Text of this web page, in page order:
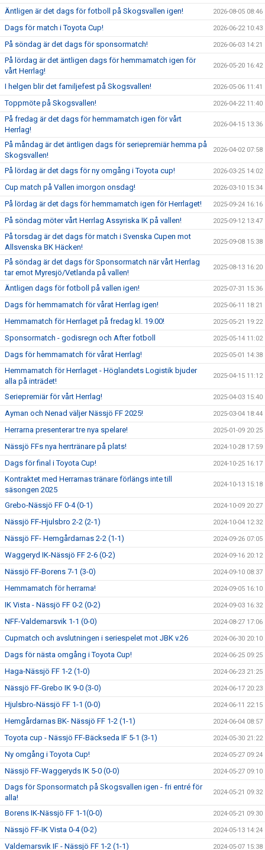
Äntligen är det dags för fotboll på Skogsvallen igen! 2026-08-05 08:46
Dags för match i Toyota Cup! 2026-06-22 10:43
På söndag är det dags för sponsormatch! 2026-06-03 14:21
På lördag är det äntligen dags för hemmamatch igen för
vårt Herrlag!
2026-05-20 16:42
I helgen blir det familjefest på Skogsvallen! 2026-05-06 11:41
Toppmöte på Skogsvallen! 2026-04-22 11:40
På fredag är det dags för hemmamatch igen för vårt
Herrlag!
2026-04-15 13:36
På måndag är det äntligen dags för seriepremiär hemma på
Skogsvallen!
2026-04-02 07:58
På lördag är det dags för ny omgång i Toyota cup! 2026-03-25 14:02
Cup match på Vallen imorgon onsdag! 2026-03-10 15:34
På lördag är det dags för hemmamatch igen för Herrlaget! 2025-09-24 16:16
På söndag möter vårt Herrlag Assyriska IK på vallen! 2025-09-12 13:47
På torsdag är det dags för match i Svenska Cupen mot
Allsvenska BK Häcken!
2025-09-08 15:38
På söndag är det dags för Sponsormatch när vårt Herrlag
tar emot Myresjö/Vetlanda på vallen!
2025-08-13 16:20
Äntligen dags för fotboll på vallen igen! 2025-07-31 15:36
Dags för hemmamatch för vårat Herrlag igen! 2025-06-11 18:21
Hemmamatch för Herrlaget på fredag kl. 19.00! 2025-05-21 19:22
Sponsormatch - godisregn och After fotboll 2025-05-14 11:02
Dags för hemmamatch för vårat Herrlag! 2025-05-01 14:38
Hemmamatch för Herrlaget - Höglandets Logistik bjuder
alla på inträdet!
2025-04-15 11:12
Seriepremiär för vårt Herrlag! 2025-04-03 15:40
Ayman och Nenad väljer Nässjö FF 2025! 2025-03-04 18:44
Herrarna presenterar tre nya spelare! 2025-01-09 20:25
Nässjö FFs nya herrtränare på plats! 2024-10-28 17:59
Dags för final i Toyota Cup! 2024-10-25 16:17
Kontraktet med Herrarnas tränare förlängs inte till
säsongen 2025
2024-10-13 15:18
Grebo-Nässjö FF 0-4 (0-1) 2024-10-09 20:27
Nässjö FF-Hjulsbro 2-2 (2-1) 2024-10-04 12:32
Nässjö FF- Hemgårdarnas 2-2 (1-1) 2024-09-26 07:05
Waggeryd IK-Nässjö FF 2-6 (0-2) 2024-09-16 20:12
Nässjö FF-Borens 7-1 (3-0) 2024-09-10 08:37
Hemmamatch för herrarna! 2024-09-05 16:10
IK Vista - Nässjö FF 0-2 (0-2) 2024-09-03 16:32
NFF-Valdemarsvik 1-1 (0-0) 2024-08-27 17:06
Cupmatch och avslutningen i seriespelet mot JBK v.26 2024-06-30 20:10
Dags för nästa omgång i Toyota Cup! 2024-06-25 09:25
Haga-Nässjö FF 1-2 (1-0) 2024-06-23 21:25
Nässjö FF-Grebo IK 9-0 (3-0) 2024-06-17 20:23
Hjulsbro-Nässjö FF 1-1 (0-0) 2024-06-11 22:15
Hemgårdarnas BK- Nässjö FF 1-2 (1-1) 2024-06-04 08:57
Toyota cup - Nässjö FF-Bäckseda IF 5-1 (3-1) 2024-05-30 21:22
Ny omgång i Toyota Cup! 2024-05-27 09:24
Nässjö FF-Waggeryds IK 5-0 (0-0) 2024-05-27 09:10
Dags för Sponsormatch på Skogsvallen igen - fri entré för
alla!
2024-05-21 09:32
Borens IK-Nässjö FF 1-1(0-0) 2024-05-21 09:30
Nässjö FF-IK Vista 0-4 (0-2) 2024-05-13 14:24
Valdemarsvik IF - Nässjö FF 1-2 (1-1) 2024-05-07 15:38